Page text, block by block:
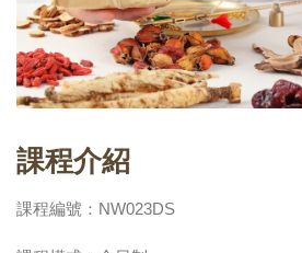
課程介紹
課程編號：NW023DS